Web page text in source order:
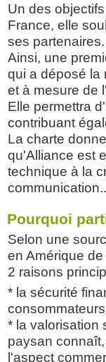
Un des
France, elle
ses partenaires.
Ainsi, une
qui a déposé la
et à mesure de
Elle permettra
contribuant
La charte
qu'Alliance est
technique à la
Pourquoi
Selon une
en Amérique
2 raisons
* la sécurité
* la valorisation
paysan
l'aspect